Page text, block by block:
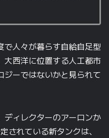
で人々が暮らす自給自足型
大西洋に位置する人工都市
ジーではないかと見られて
ディレクターのアーロンか
されている新タンクは、